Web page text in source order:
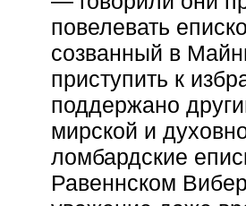
повелевать
созванный в
приступить к
поддержано
мирской и
ломбардские
Равеннском